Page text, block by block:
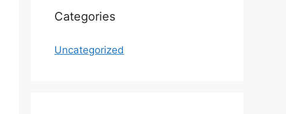
Categories
Uncategorized